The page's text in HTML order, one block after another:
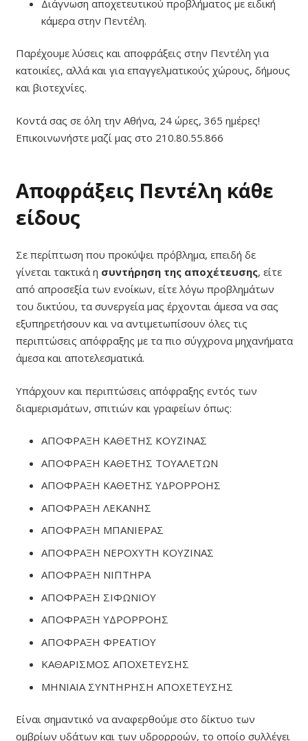
Διάγνωση αποχετευτικού προβλήματος με ειδική
κάμερα στην Πεντέλη.
Παρέχουμε λύσεις και αποφράξεις στην Πεντέλη για
κατοικίες, αλλά και για επαγγελματικούς χώρους, δήμους
και βιοτεχνίες.
Κοντά σας σε όλη την Αθήνα, 24 ώρες, 365 ημέρες!
Επικοινωνήστε μαζί μας στο 210.80.55.866
Αποφράξεις Πεντέλη κάθε
είδους
Σε περίπτωση που προκύψει πρόβλημα, επειδή δε
γίνεται τακτικά η συντήρηση της αποχέτευσης, είτε
από απροσεξία των ενοίκων, είτε λόγω προβλημάτων
του δικτύου, τα συνεργεία μας έρχονται άμεσα να σας
εξυπηρετήσουν και να αντιμετωπίσουν όλες τις
περιπτώσεις απόφραξης με τα πιο σύγχρονα μηχανήματα
άμεσα και αποτελεσματικά.
Υπάρχουν και περιπτώσεις απόφραξης εντός των
διαμερισμάτων, σπιτιών και γραφείων όπως:
ΑΠΟΦΡΑΞΗ ΚΑΘΕΤΗΣ ΚΟΥΖΙΝΑΣ
ΑΠΟΦΡΑΞΗ ΚΑΘΕΤΗΣ ΤΟΥΑΛΕΤΩΝ
ΑΠΟΦΡΑΞΗ ΚΑΘΕΤΗΣ ΥΔΡΟΡΡΟΗΣ
ΑΠΟΦΡΑΞΗ ΛΕΚΑΝΗΣ
ΑΠΟΦΡΑΞΗ ΜΠΑΝΙΕΡΑΣ
ΑΠΟΦΡΑΞΗ ΝΕΡΟΧΥΤΗ ΚΟΥΖΙΝΑΣ
ΑΠΟΦΡΑΞΗ ΝΙΠΤΗΡΑ
ΑΠΟΦΡΑΞΗ ΣΙΦΩΝΙΟΥ
ΑΠΟΦΡΑΞΗ ΥΔΡΟΡΡΟΗΣ
ΑΠΟΦΡΑΞΗ ΦΡΕΑΤΙΟΥ
ΚΑΘΑΡΙΣΜΟΣ ΑΠΟΧΕΤΕΥΣΗΣ
ΜΗΝΙΑΙΑ ΣΥΝΤΗΡΗΣΗ ΑΠΟΧΕΤΕΥΣΗΣ
Είναι σημαντικό να αναφερθούμε στο δίκτυο των
ομβρίων υδάτων και των υδρορροών, το οποίο συλλέγει